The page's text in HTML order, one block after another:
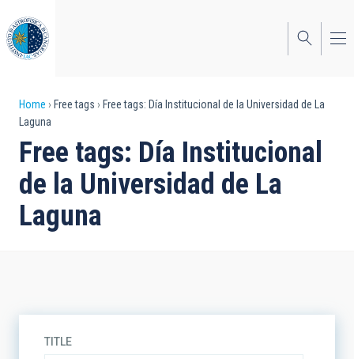
to
main
content
Breadcrumb
Home Free tags
Free tags: Día Institucional de la Universidad de La
Laguna
Free tags: Día Institucional
de la Universidad de La
Laguna
TITLE